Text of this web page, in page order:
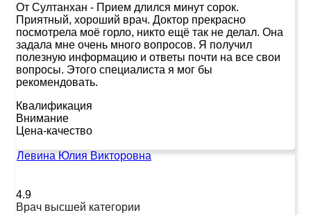
От Султанхан - Прием длился минут сорок.
Приятный, хороший врач. Доктор прекрасно
посмотрела моё горло, никто ещё так не делал. Она
задала мне очень много вопросов. Я получил
полезную информацию и ответы почти на все свои
вопросы. Этого специалиста я мог бы
рекомендовать.
Квалификация
Внимание
Цена-качество
Левина Юлия Викторовна
4.9
Врач высшей категории